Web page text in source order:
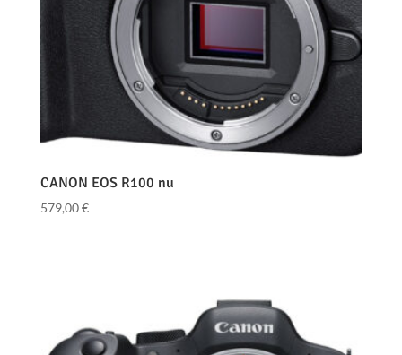
CANON EOS R100 nu
579,00€